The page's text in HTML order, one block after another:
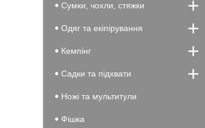
Сумки, чохли, стяжки
Одяг та екіпірування
Кемпінг
Садки та підхвати
Ножі та мультитули
Фішка